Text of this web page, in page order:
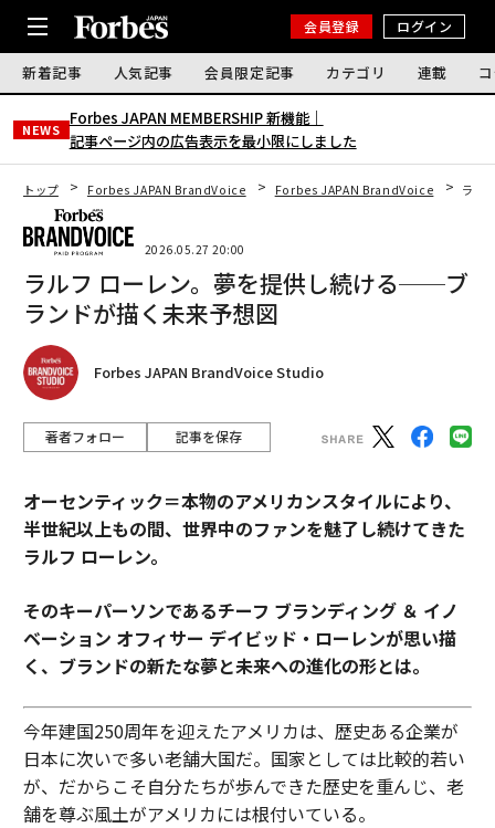
会員登録 ログイン
新着記事 人気記事 会員限定記事 カテゴリ 連載
NEWS
Forbes JAPAN MEMBERSHIP 新機能｜
記事ページ内の広告表示を最小限にしました
トップ Forbes JAPAN BrandVoice Forbes JAPAN BrandVoice ラル
2026.05.27 20:00
ラルフ ローレン。夢を提供し続ける──ブ
ランドが描く未来予想図
Forbes JAPAN BrandVoice Studio
著者フォロー 記事を保存
オーセンティック＝本物のアメリカンスタイルにより、
半世紀以上もの間、世界中のファンを魅了し続けてきた
ラルフ ローレン。
そのキーパーソンであるチーフ ブランディング ＆ イノ
ベーション オフィサー デイビッド・ローレンが思い描
く、ブランドの新たな夢と未来への進化の形とは。
今年建国250周年を迎えたアメリカは、歴史ある企業が
日本に次いで多い老舗大国だ。国家としては比較的若い
が、だからこそ自分たちが歩んできた歴史を重んじ、老
舗を尊ぶ風土がアメリカには根付いている。